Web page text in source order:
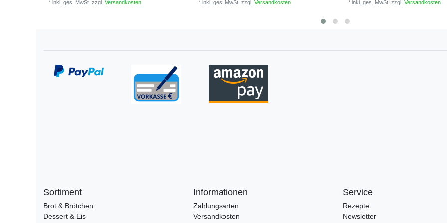
*inkl. ges. MwSt. zzgl.Versandkosten *inkl. ges. MwSt. zzgl.Versandkosten *inkl. ges. MwSt. zzgl.Versandkosten
Sortiment
Brot & Brötchen
Dessert & Eis
Informationen
Zahlungsarten
Versandkosten
Service
Rezepte
Newsletter